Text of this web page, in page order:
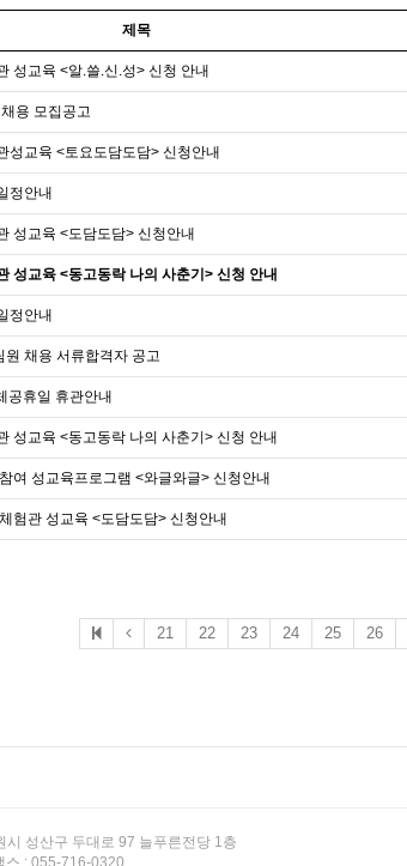
제목
성교육 <알.쓸.신.성> 신청 안내
용 모집공고
성교육 <토요도담도담> 신청안내
정안내
성교육 <도담도담> 신청안내
성교육 <동고동락 나의 사춘기> 신청 안내
정안내
원 채용 서류합격자 공고
공휴일 휴관안내
성교육 <동고동락 나의 사춘기> 신청 안내
여 성교육프로그램 <와글와글> 신청안내
험관 성교육 <도담도담> 신청안내
21 22 23 24 25 26
시 성산구 두대로 97 늘푸른전당 1층
스 : 055-716-0320